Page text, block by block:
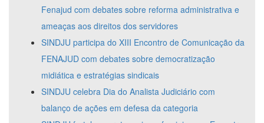
Fenajud com debates sobre reforma administrativa e
ameaças aos direitos dos servidores
SINDJU participa do XIII Encontro de Comunicação da
FENAJUD com debates sobre democratização
midiática e estratégias sindicais
SINDJU celebra Dia do Analista Judiciário com
balanço de ações em defesa da categoria